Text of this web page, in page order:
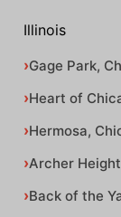
Illinois
Gage Park,
Heart of
Hermosa,
Archer
Back of the